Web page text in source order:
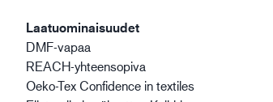
Laatuominaisuudet
DMF-vapaa
REACH-yhteensopiva
Oeko-Tex Confidence in textiles